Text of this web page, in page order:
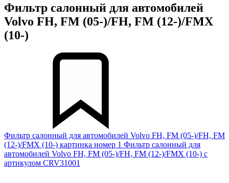
Фильтр салонный для автомобилей
Volvo FH, FM (05-)/FH, FM (12-)/FMX
(10-)
Фильтр салонный для автомобилей Volvo FH, FM (05-)/FH, FM
(12-)/FMX (10-) картинка номер 1 Фильтр салонный для
автомобилей Volvo FH, FM (05-)/FH, FM (12-)/FMX (10-) с
артикулом CRV31001